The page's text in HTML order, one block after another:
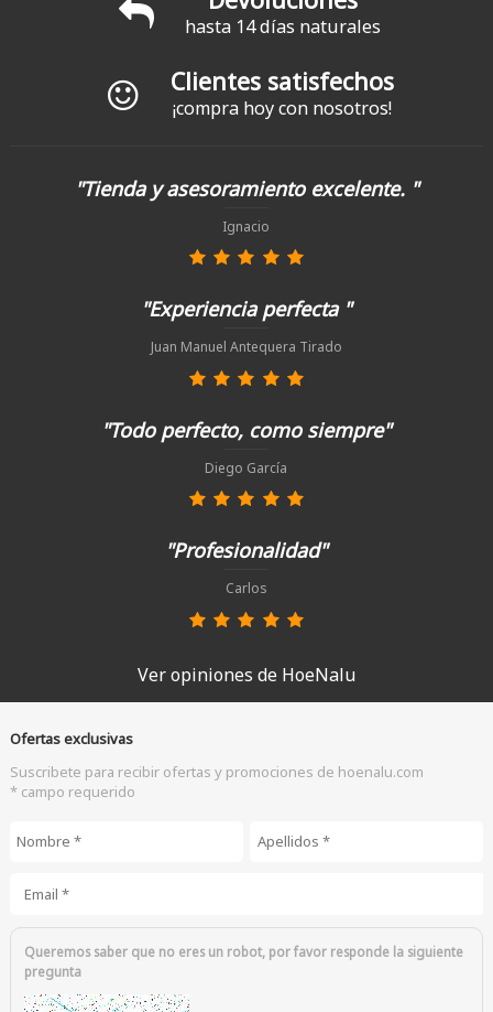
hasta 14 días naturales
Clientes satisfechos
¡compra hoy con nosotros!
"Tienda y asesoramiento excelente. "
Ignacio
"Experiencia perfecta "
Juan Manuel Antequera Tirado
"Todo perfecto, como siempre"
Diego García
"Profesionalidad"
Carlos
Ver opiniones de HoeNalu
Ofertas exclusivas
Suscribete para recibir ofertas y promociones de hoenalu.com
* campo requerido
Queremos saber que no eres un robot, por favor responde la siguiente
pregunta